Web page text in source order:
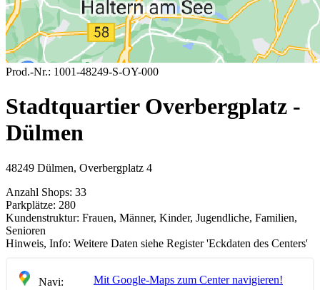
Prod.-Nr.: 1001-48249-S-OY-000
Stadtquartier Overbergplatz -
Dülmen
48249 Dülmen, Overbergplatz 4
Anzahl Shops: 33
Parkplätze: 280
Kundenstruktur: Frauen, Männer, Kinder, Jugendliche, Familien,
Senioren
Hinweis, Info: Weitere Daten siehe Register 'Eckdaten des Centers'
Navi:
Mit Google-Maps zum Center navigieren!